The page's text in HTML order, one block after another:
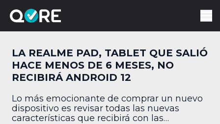
LA REALME PAD, TABLET QUE SALIÓ
HACE MENOS DE 6 MESES, NO
RECIBIRÁ ANDROID 12
Lo más emocionante de comprar un nuevo
dispositivo es revisar todas las nuevas
características que recibirá con las